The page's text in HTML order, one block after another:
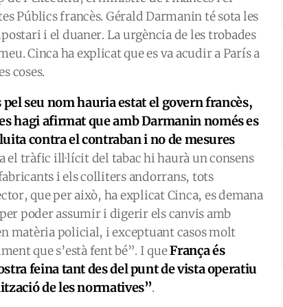
Públics francès. Gérald Darmanin té sota les
i el duaner. La urgència de les trobades
Cinca ha explicat que es va acudir a París a
coses.
pel seu nom hauria estat el govern francès,
hagi afirmat que amb Darmanin només es
contra el contraban i no de mesures
el tràfic ill·lícit del tabac hi haurà un consens
i els colliters andorrans, tots
que per això, ha explicat Cinca, es demana
poder assumir i digerir els canvis amb
matèria policial, i exceptuant casos molt
que s’està fent bé”. I queFrança és
feina tant des del punt de vista operatiu
de les normatives”.